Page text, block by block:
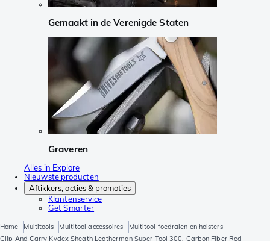
Gemaakt in de Verenigde Staten
Graveren
Alles in Explore
Nieuwste producten
Aftikkers, acties & promoties
Klantenservice
Get Smarter
Home Multitools Multitool accessoires
Multitool foedralen en holsters
Clip And Carry Kydex Sheath Leatherman Super Tool 300, Carbon Fiber Red